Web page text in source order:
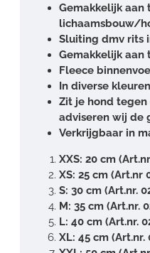
Gemakkelijk aan
lichaamsbouw/
Sluiting dmv rits
Gemakkelijk aan
Fleece
In diverse
Zit je hond
adviseren wij de
Verkrijgbaar in
XXS: 20 cm
XS: 25 cm (Art.nr
S: 30 cm (Art.nr.
M: 35 cm (Art.nr.
L: 40 cm (Art.nr.
XL: 45 cm (Art.nr.